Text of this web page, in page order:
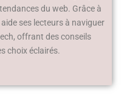
du web. Grâce à
ses lecteurs à naviguer
offrant des conseils
choix éclairés.